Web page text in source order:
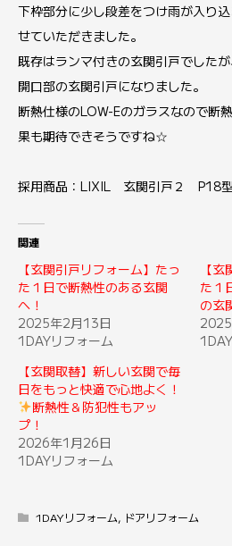
下枠部分に少し段差をつけ雨が入り
せていただきました。
既存はランマ付きの玄関引戸でした
開口部の玄関引戸になりました。
断熱仕様のLOW-Eのガラスなので断
果も期待できそうですね☆
採用商品：LIXIL 玄関引戸２ P18
関連
【玄関引戸リフォーム】たっ
た１日で断熱性のある玄関
へ！
2025年2月13日
1DAYリフォーム
【
た１
の玄
【玄関取替】新しい玄関で毎
日をもっと快適で心地よく！
断熱性＆防犯性もアッ
プ！
2026年1月26日
1DAYリフォーム
1DAYリフォーム, ドアリフォーム